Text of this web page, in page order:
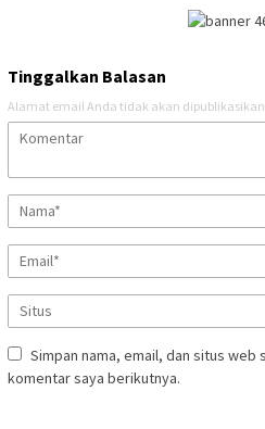
Tinggalkan Balasan
Alamat email Anda tidak akan
Simpan nama, email, dan situs web
komentar saya berikutnya.